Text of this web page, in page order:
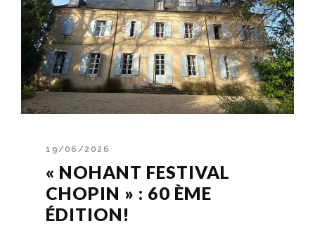
19/06/2026
« NOHANT FESTIVAL
CHOPIN » : 60 ÈME
ÉDITION!